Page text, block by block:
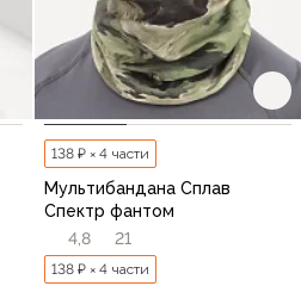
138 ₽ × 4 части
Мультибандана Сплав
Спектр фантом
4,8
21
138 ₽ × 4 части